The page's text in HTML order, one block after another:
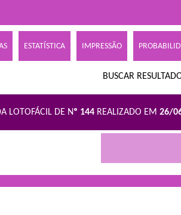
ESTATÍSTICA IMPRESSÃO
BUSCAR
LOTOFÁCIL DE Nº 144 REALIZADO EM 26/